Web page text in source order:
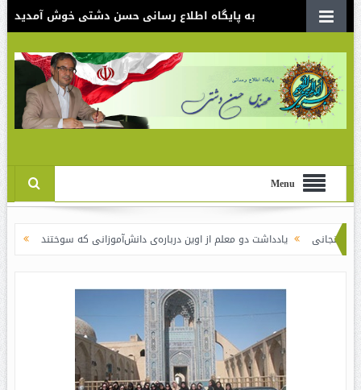
به پایگاه اطلاع رسانی حسن دشتی خوش آمدید
Menu
یادداشت دو معلم از اوین درباره‌ی دانش‌آموزانی که سوختند نقدی بر سند